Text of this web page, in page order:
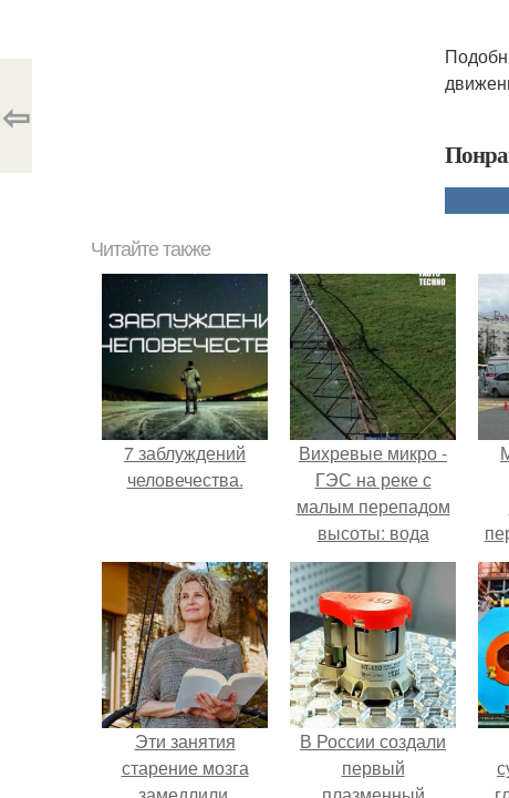
⇦
Читайте также
7 заблуждений
человечества.
Вихревые микро -
ГЭС на реке с
малым перепадом
высоты: вода
закручивается в
бетонной камере и
вращает
вертикальную
турбину.
Эти занятия
старение мозга
В России создали
первый